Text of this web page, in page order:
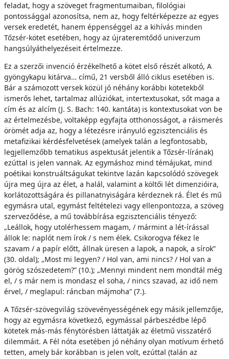
feladat, hogy a szöveget fragmentumaiban, filológiai
pontossággal azonosítsa, nem az, hogy feltérképezze az egyes
versek eredetét, hanem éppenséggel az a kihívás minden
Tőzsér-kötet esetében, hogy az újrateremtődő univerzum
hangsúlyáthelyezéseit értelmezze.
Ez a szerzői invenció érzékelhető a kötet első részét alkotó, A
gyöngykapu kitárva… című, 21 versből álló ciklus esetében is.
Bár a számozott versek közül jó néhány korábbi kötetekből
ismerős lehet, tartalmaz allúziókat, intertextusokat, sőt maga a
cím és az alcím (J. S. Bach: 140. kantáta) is kontextusokat von be
az értelmezésbe, voltaképp egyfajta otthonosságot, a ráismerés
örömét adja az, hogy a létezésre irányuló egzisztenciális és
metafizikai kérdésfelvetések (amelyek talán a legfontosabb,
legjellemzőbb tematikus aspektusát jelentik a Tőzsér-lírának)
ezúttal is jelen vannak. Az egymáshoz mind témájukat, mind
poétikai konstruáltságukat tekintve lazán kapcsolódó szövegek
újra meg újra az élet, a halál, valamint a költői lét dimenzióira,
korlátozottságára és pillanatnyiságára kérdeznek rá. Élet és mű
egymásra utal, egymást feltételezi vagy ellenpontozza, a szöveg
szerveződése, a mű továbbírása egzisztenciális tényező:
„Leállok, hogy utolérhessem magam, / mármint a lét-írással
állok le: naplót nem írok / s nem élek. Csikorogva fékez le
szavam / a papír előtt, állnak üresen a lapok, a napok, a sírok”
(30. oldal); „Most mi legyen? / Hol van, ami nincs? / Hol van a
görög szószedetem?” (10.); „Mennyi mindent nem mondtál még
el, / s már nem is mondasz el soha, / nincs szavad, az idő nem
érvel, / meglapul: ráncban májmoha” (7.).
A Tőzsér-szövegvilág szövevényességének egy másik jellemzője,
hogy az egymásra következő, egymással párbeszédbe lépő
kötetek más-más fénytörésben láttatják az életmű visszatérő
dilemmáit. A Fél nóta esetében jó néhány olyan motívum érhető
tetten, amely bár korábban is jelen volt, ezúttal (talán az